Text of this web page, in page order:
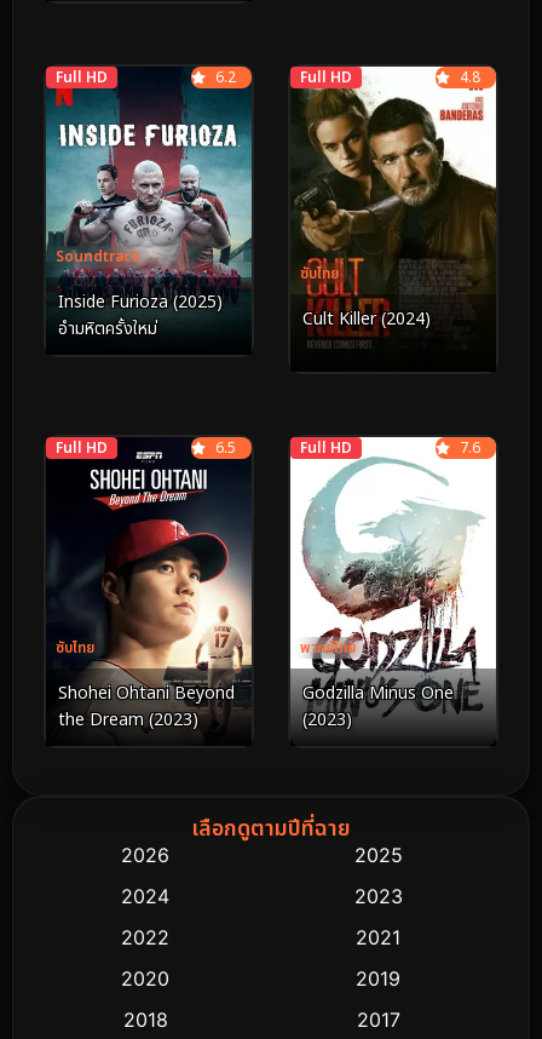
Full HD
Soundtrack
6.2
Inside Furioza (2025)
อำมหิตครั้งใหม่
Full HD
ซับไทย
4.8
Cult Killer (2024)
Full HD
ซับไทย
6.5
Shohei Ohtani Beyond
the Dream (2023)
Full HD
พากย์ไทย
7.6
Godzilla Minus One
(2023)
เลือกดูตามปีที่ฉาย
2026
2025
2024
2023
2022
2021
2020
2019
2018
2017